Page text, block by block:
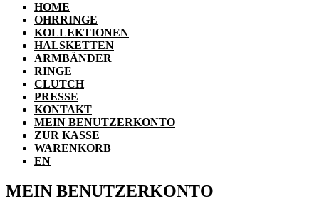
HOME
OHRRINGE
KOLLEKTIONEN
HALSKETTEN
ARMBÄNDER
RINGE
CLUTCH
PRESSE
KONTAKT
MEIN BENUTZERKONTO
ZUR KASSE
WARENKORB
EN
MEIN BENUTZERKONTO